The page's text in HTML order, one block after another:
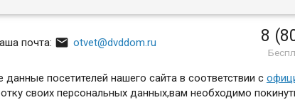
почта:  otvet@dvddom.ru 8
посетителей нашего сайта в соответствии с
своих персональных данных,вам необходимо